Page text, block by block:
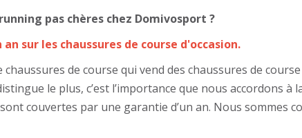
pas chères chez Domivosport ?
sur les chaussures de course d'occasion.
chaussures de course qui vend des chaussures de
le plus, c’est l’importance que nous accordons
couvertes par une garantie d’un an. Nous sommes